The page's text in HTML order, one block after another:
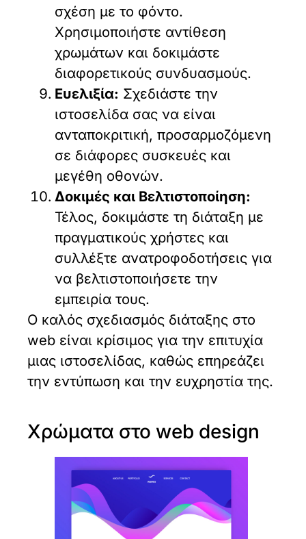
σχέση με το φόντο.
Χρησιμοποιήστε αντίθεση
χρωμάτων και δοκιμάστε
διαφορετικούς συνδυασμούς.
Ευελιξία: Σχεδιάστε την
ιστοσελίδα σας να είναι
ανταποκριτική, προσαρμοζόμενη
σε διάφορες συσκευές και
μεγέθη οθονών.
Δοκιμές και Βελτιστοποίηση:
Τέλος, δοκιμάστε τη διάταξη με
πραγματικούς χρήστες και
συλλέξτε ανατροφοδοτήσεις για
να βελτιστοποιήσετε την
εμπειρία τους.
Ο καλός σχεδιασμός διάταξης στο
web είναι κρίσιμος για την επιτυχία
μιας ιστοσελίδας, καθώς επηρεάζει
την εντύπωση και την ευχρηστία της.
Χρώματα στο web design